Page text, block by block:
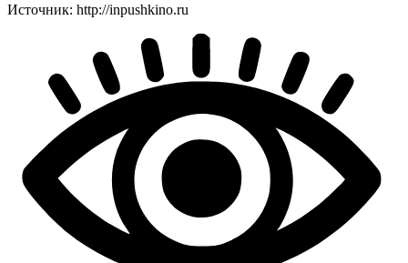
Источник: http://inpushkino.ru